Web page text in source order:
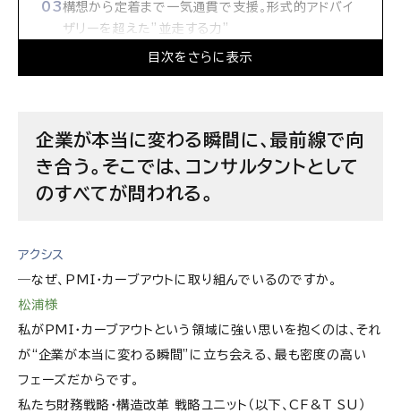
目次をさらに表示
構想から定着まで一気通貫で支援。形式的アドバイ
ザリーを超えた”並走する力”
組織の立ち上げ期だからこそ、自らの手で未来を創
の経営人材として飛躍したい人材へ
アビームコンサルティング株式会社の求人情報
企業が本当に変わる瞬間に、最前線で向
き合う。そこでは、コンサルタントとして
のすべてが問われる。
アクシス
―なぜ、PMI・カーブアウトに取り組んでいるのですか。
松浦様
私がPMI・カーブアウトという領域に強い思いを抱くのは、それ
が“企業が本当に変わる瞬間”に立ち会える、最も密度の高い
フェーズだからです。
私たち財務戦略・構造改革 戦略ユニット（以下、CF&T SU）